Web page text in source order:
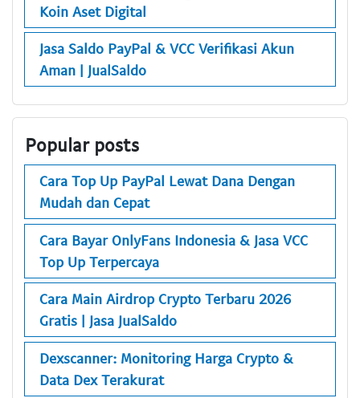
Koin Aset Digital
Jasa Saldo PayPal & VCC Verifikasi Akun
Aman | JualSaldo
Popular posts
Cara Top Up PayPal Lewat Dana Dengan
Mudah dan Cepat
Cara Bayar OnlyFans Indonesia & Jasa VCC
Top Up Terpercaya
Cara Main Airdrop Crypto Terbaru 2026
Gratis | Jasa JualSaldo
Dexscanner: Monitoring Harga Crypto &
Data Dex Terakurat